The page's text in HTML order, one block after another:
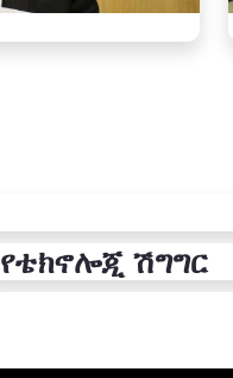
የቴክኖሎጂ ሽግግር